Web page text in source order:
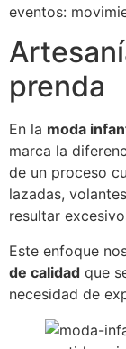
eventos:
prenda
En la moda
marca la
de un proceso
lazadas,
resultar
Este enfoque
de calidad que
necesidad de